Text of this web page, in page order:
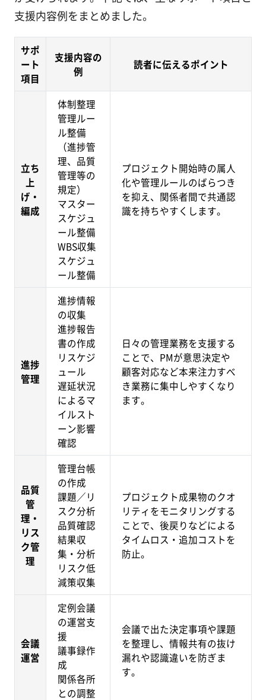
支援内容例をまとめました。
サポ
ート
項目
支援内容の
例
読者に伝えるポイント
立ち
上
げ・
編成
体制整理
管理ルー
ル整備
（進捗管
理、品質
管理等の
規定）
マスター
スケジュ
ール整備
WBS収集
スケジュ
ール整備
プロジェクト開始時の属人
化や管理ルールのばらつき
を抑え、関係者間で共通認
識を持ちやすくします。
進捗
管理
進捗情報
の収集
進捗報告
書の作成
リスケジ
ュール
遅延状況
によるマ
イルスト
ーン影響
確認
日々の管理業務を支援する
ことで、PMが意思決定や
顧客対応など本来注力すべ
き業務に集中しやすくなり
ます。
品質
管
理・
リス
ク管
理
管理台帳
の作成
課題／リ
スク分析
品質確認
結果収
集・分析
リスク低
減策収集
プロジェクト成果物のクオ
リティをモニタリングする
ことで、後戻りなどによる
タイムロス・追加コストを
防止。
会議
運営
定例会議
の運営支
援
議事録作
成
関係各所
との調整
会議で出た決定事項や課題
を整理し、情報共有の抜け
漏れや認識違いを防ぎま
す。